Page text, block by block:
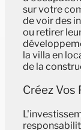
sur votre
de voir des
ou retirer
la villa en
de la
Créez Vos